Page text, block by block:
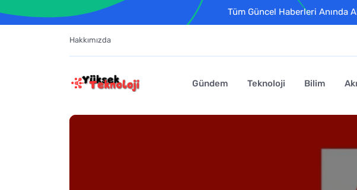
Tüm Güncel Haberleri Anında
Hakkımızda
Gündem Teknoloji Bilim